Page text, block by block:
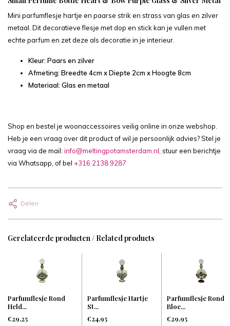
Mini parfumflesje hartje en paarse strik en strass van glas en zilver
metaal. Dit decoratieve flesje met dop en stick kan je vullen met
echte parfum en zet deze als decoratie in je interieur.
Kleur: Paars en zilver
Afmeting: Breedte 4cm x Diepte 2cm x Hoogte 8cm
Materiaal: Glas en metaal
Shop en bestel je woonaccessoires veilig online in onze webshop.
Heb je een vraag over dit product of wil je persoonlijk advies? Stel je
vraag via de mail: info@meltingpotamsterdam.nl, stuur een berichtje
via Whatsapp, of bel +316 2138 9287
Delen
Gerelateerde producten / Related products
Parfumflesje Rond
Held...
€29,25
Parfumflesje Hartje
St...
€24,95
Parfumflesje Rond
Bloe...
€29,95